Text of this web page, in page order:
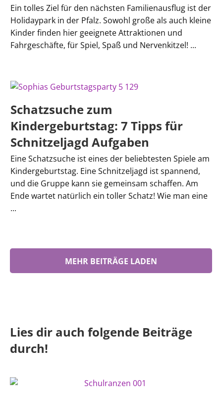
Ein tolles Ziel für den nächsten Familienausflug ist der
Holidaypark in der Pfalz. Sowohl große als auch kleine
Kinder finden hier geeignete Attraktionen und
Fahrgeschäfte, für Spiel, Spaß und Nervenkitzel! ...
Schatzsuche zum
Kindergeburtstag: 7 Tipps für
Schnitzeljagd Aufgaben
Eine Schatzsuche ist eines der beliebtesten Spiele am
Kindergeburtstag. Eine Schnitzeljagd ist spannend,
und die Gruppe kann sie gemeinsam schaffen. Am
Ende wartet natürlich ein toller Schatz! Wie man eine
...
MEHR BEITRÄGE LADEN
Lies dir auch folgende Beiträge
durch!